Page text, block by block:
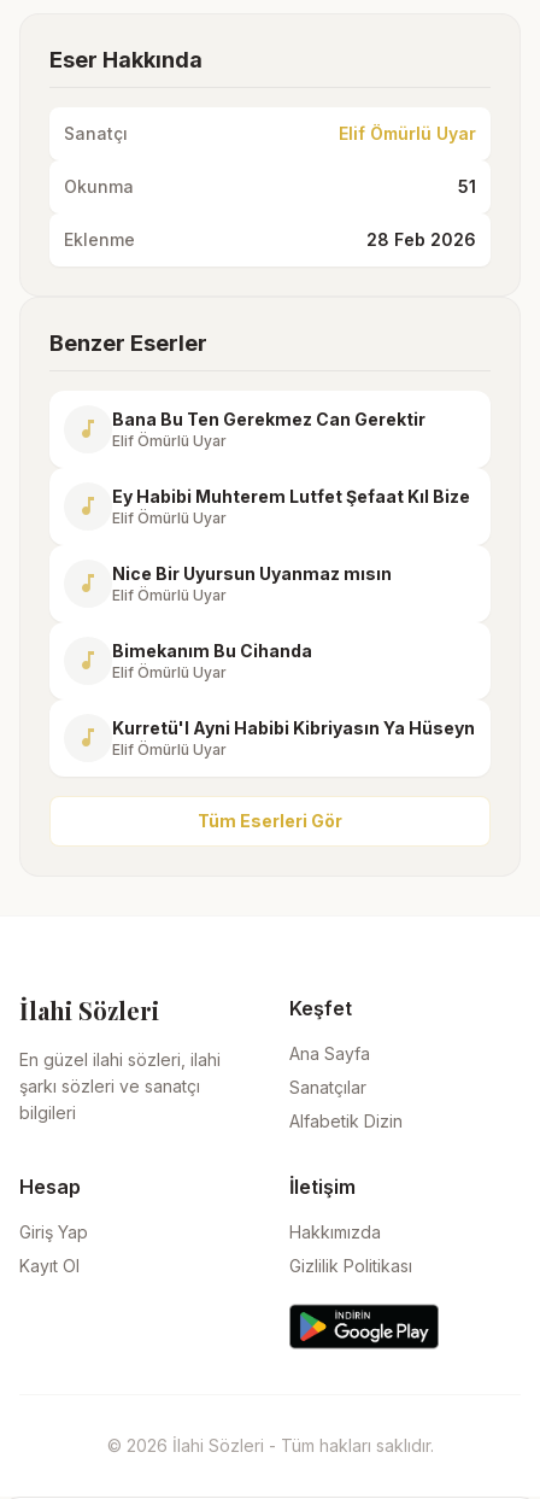
Eser Hakkında
Sanatçı Elif Ömürlü Uyar
Okunma 51
Eklenme 28 Feb 2026
Benzer Eserler
music_note Bana Bu Ten Gerekmez Can Gerektir
Elif Ömürlü Uyar
music_note Ey Habibi Muhterem Lutfet Şefaat Kıl Bize
Elif Ömürlü Uyar
music_note Nice Bir Uyursun Uyanmaz mısın
Elif Ömürlü Uyar
music_note Bimekanım Bu Cihanda
Elif Ömürlü Uyar
music_note Kurretü'l Ayni Habibi Kibriyasın Ya Hüseyn
Elif Ömürlü Uyar
Tüm Eserleri Gör
İlahi Sözleri
En güzel ilahi sözleri, ilahi
şarkı sözleri ve sanatçı
bilgileri
Keşfet
Ana Sayfa
Sanatçılar
Alfabetik Dizin
Hesap
Giriş Yap
Kayıt Ol
İletişim
Hakkımızda
Gizlilik Politikası
© 2026 İlahi Sözleri - Tüm hakları saklıdır.